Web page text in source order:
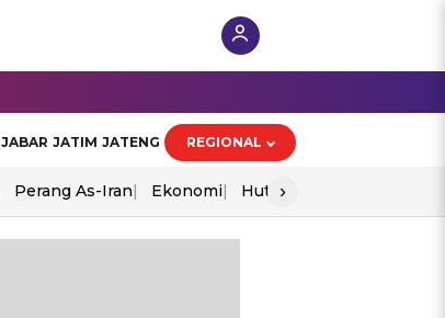
JABAR JATIM JATENG REGIONAL
Perang As-Iran Ekonomi Hut Ri
›